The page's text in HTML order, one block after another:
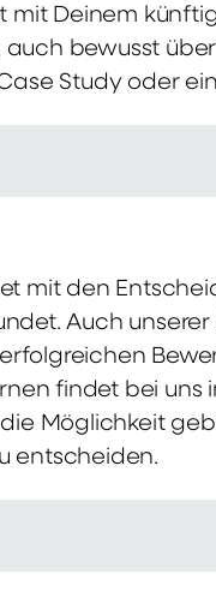
mit Deinem
auch bewusst
Study oder
mit den
Auch
findet bei
Möglichkeit
entscheiden.